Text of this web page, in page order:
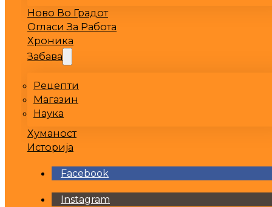
Ново Во Градот
Огласи За Работа
Хроника
Забава
Рецепти
Магазин
Наука
Хуманост
Историја
Facebook
Instagram